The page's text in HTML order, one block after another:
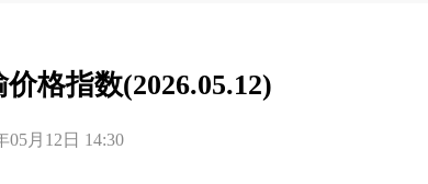
格指数(2026.05.12)
05月12日 14:30